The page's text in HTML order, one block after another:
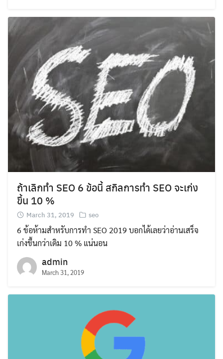
ถ้าเลิกทำ SEO 6 ข้อนี้ สกิลการทำ SEO จะเก่ง
ขึ้น 10 %
March 31, 2019 seo
6 ข้อห้ามสำหรับการทำ SEO 2019 บอกได้เลยว่าอ่านเสร็จ
เก่งขึ้นกว่าเดิม 10 % แน่นอน
admin
March 31, 2019